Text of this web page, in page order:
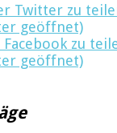
Twitter zu
geöffnet)
Facebook zu
geöffnet)